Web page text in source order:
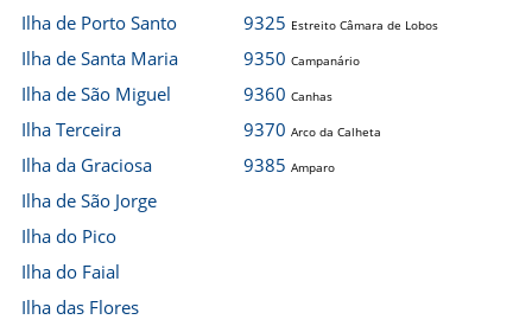
Ilha de Porto Santo
Ilha de Santa Maria
Ilha de São Miguel
Ilha Terceira
Ilha da Graciosa
Ilha de São Jorge
Ilha do Pico
Ilha do Faial
Ilha das Flores
9325 Estreito Câmara de Lobos
9350 Campanário
9360 Canhas
9370 Arco da Calheta
9385 Amparo